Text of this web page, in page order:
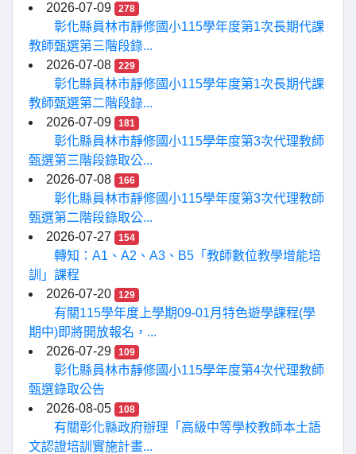
2026-07-09
278
彰化縣員林市靜修國小115學年度第1次長期代課
教師甄選第三階段錄...
2026-07-08
229
彰化縣員林市靜修國小115學年度第1次長期代課
教師甄選第二階段錄...
2026-07-09
181
彰化縣員林市靜修國小115學年度第3次代理教師
甄選第三階段錄取公...
2026-07-08
166
彰化縣員林市靜修國小115學年度第3次代理教師
甄選第二階段錄取公...
2026-07-27
154
轉知：A1、A2、A3、B5「教師數位教學增能培
訓」課程
2026-07-20
129
有關115學年度上學期09-01月特色遊學課程(學
期中)即將開放報名，...
2026-07-29
109
彰化縣員林市靜修國小115學年度第4次代理教師
甄選錄取公告
2026-08-05
108
有關彰化縣政府辦理「高級中等學校教師本土語
文認證培訓實施計畫...